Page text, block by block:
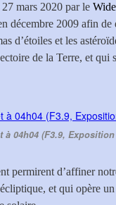
mars 2020 par le
décembre 2009 afin de
d’étoiles et les
de la Terre, et qui
04h04 (F3.9,
permirent d’affiner
et qui opère